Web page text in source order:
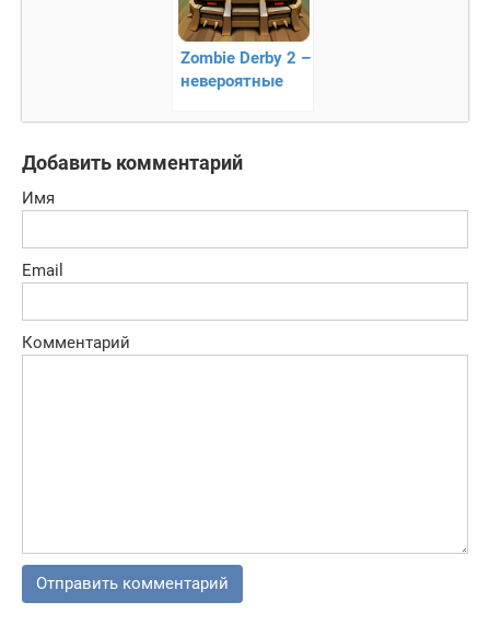
Zombie Derby 2 –
невероятные
Добавить комментарий
Имя
Email
Комментарий